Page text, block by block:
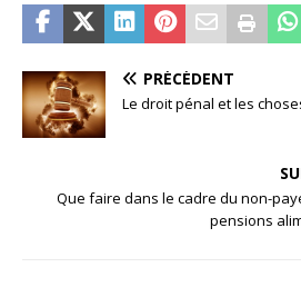
PRÉCÉDENT
Le droit pénal et les
Que faire dans le cadre du non-
pensions